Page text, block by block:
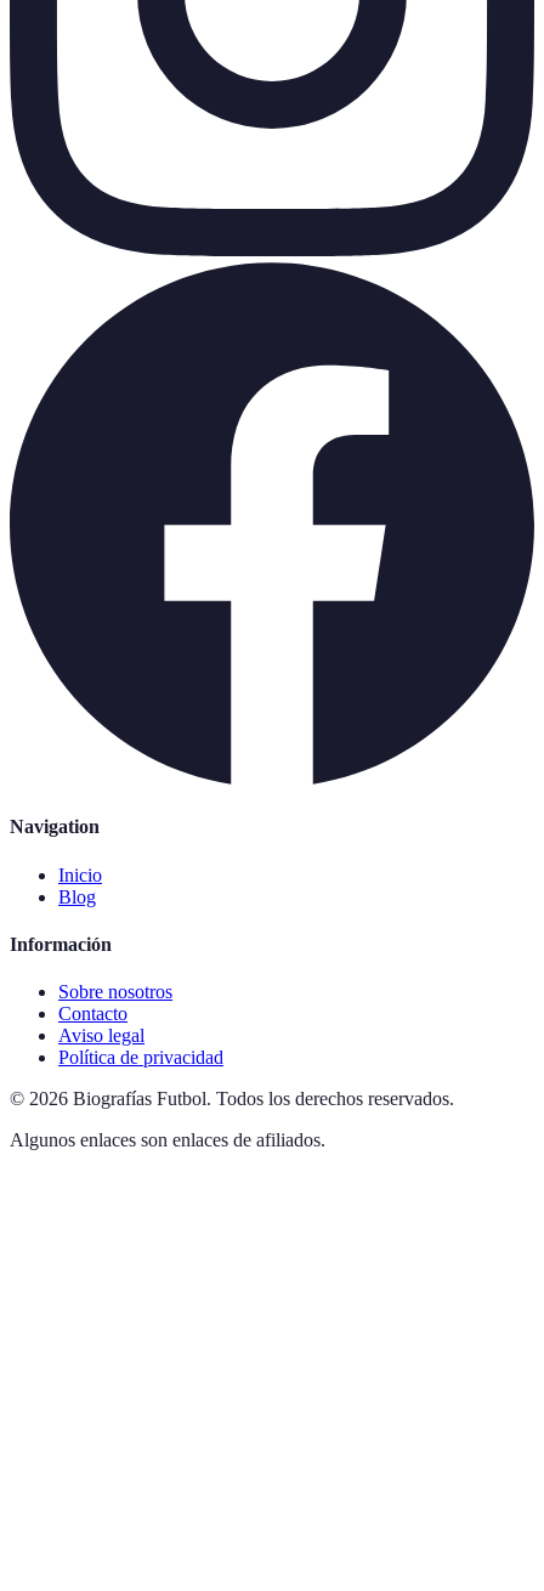
Navigation
Inicio
Blog
Información
Sobre nosotros
Contacto
Aviso legal
Política de privacidad
© 2026 Biografías Futbol. Todos los derechos reservados.
Algunos enlaces son enlaces de afiliados.